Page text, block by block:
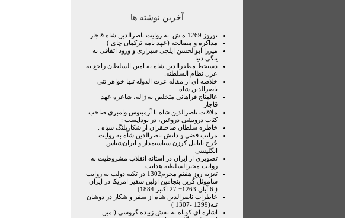
آخرین نوشته ها
نوروز 1269 ه.ش .به روایت ناصرالدین شاه قاجار
مذاکره و مصالحه (عهد نامه ترکمان چای )
میرزا ابوالحسن ایلچی شیرازی و ورود اتفاقی به
ینگی دنیا
دستخط مظفرالدین شاه به امین السلطان راجع به
عزل نظام السلطنه:
خلاصه ای از مقاله عزت الدوله تنها خواهر تنی
ناصرالدین شاه
عالمتاج فراهانی متخلص به ژاله، شاعره عهد
قاجار
ملاقات ناصرالدین شاه با آرمینوس وامبری صاحب
کتاب درویشی دروغین، در بوداپست :
خاطره سلطان صاحبقران از شکارپلنگ سیاه :
مراتب فضل و دانش ناصرالدین شاه به روایت
جُرج ناتانیل کرزن سیاستمدار و ایران‌شناس
انگلیسی
تصویری از ایران در آستانه انقلاب مشروطیت به
روایت مخبرالسلطنه هدایت
تعزیه روز هفتم محرم1302 در تکیه دولت به روایت
ساموئل گرین بنجامین اولین سفیر امریکا در ایران
( 6 آبان 1263= 27 اکتبر 1884).
خاطرات ناصرالدین شاه از سفر و شکار در دوشان
تپه(1299 -1307 )
اشاره ای کوتاه به نقش زبیده گروسی (امین